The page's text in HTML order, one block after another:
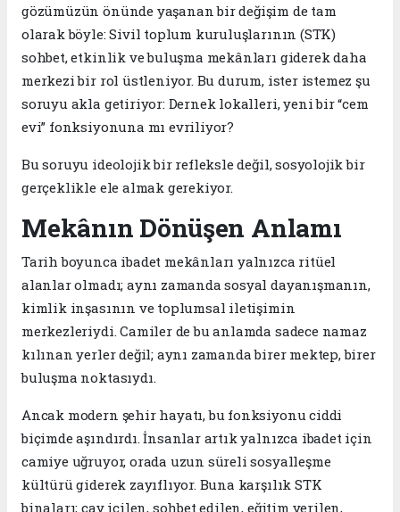
gözümüzün önünde yaşanan bir değişim de tam
olarak böyle: Sivil toplum kuruluşlarının (STK)
sohbet, etkinlik ve buluşma mekânları giderek daha
merkezi bir rol üstleniyor. Bu durum, ister istemez şu
soruyu akla getiriyor: Dernek lokalleri, yeni bir “cem
evi” fonksiyonuna mı evriliyor?
Bu soruyu ideolojik bir refleksle değil, sosyolojik bir
gerçeklikle ele almak gerekiyor.
Mekânın Dönüşen Anlamı
Tarih boyunca ibadet mekânları yalnızca ritüel
alanlar olmadı; aynı zamanda sosyal dayanışmanın,
kimlik inşasının ve toplumsal iletişimin
merkezleriydi. Camiler de bu anlamda sadece namaz
kılınan yerler değil; aynı zamanda birer mektep, birer
buluşma noktasıydı.
Ancak modern şehir hayatı, bu fonksiyonu ciddi
biçimde aşındırdı. İnsanlar artık yalnızca ibadet için
camiye uğruyor, orada uzun süreli sosyalleşme
kültürü giderek zayıflıyor. Buna karşılık STK
binaları; çay içilen, sohbet edilen, eğitim verilen,